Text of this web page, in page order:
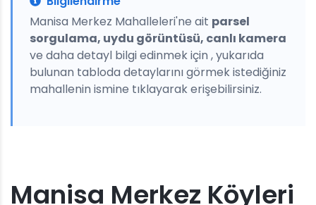
Manisa Merkez Mahalleleri'ne ait parsel
sorgulama, uydu görüntüsü, canlı kamera
ve daha detayl bilgi edinmek için , yukarıda
bulunan tabloda detaylarını görmek istediğiniz
mahallenin ismine tıklayarak erişebilirsiniz.
Manisa Merkez Köyleri